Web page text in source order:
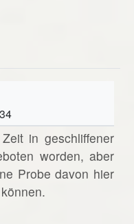
in geschliffener
worden, aber
Probe davon hier